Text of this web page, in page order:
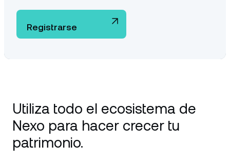
Registrarse
Utiliza todo el ecosistema de
Nexo para hacer crecer tu
patrimonio.